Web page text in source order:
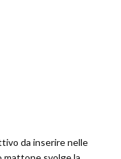
da inserire nelle